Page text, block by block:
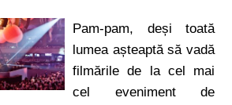
Pam-pam, deși toată
lumea așteaptă să vadă
filmările de la cel mai
cel eveniment de